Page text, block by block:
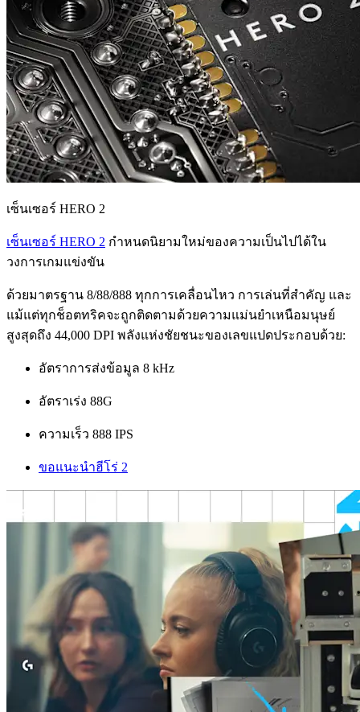
เซ็นเซอร์ HERO 2
เซ็นเซอร์ HERO 2 กำหนดนิยามใหม่ของความเป็นไปได้ใน
วงการเกมแข่งขัน
ด้วยมาตรฐาน 8/88/888 ทุกการเคลื่อนไหว การเล่นที่สำคัญ และ
แม้แต่ทุกช็อตทริคจะถูกติดตามด้วยความแม่นยำเหนือมนุษย์
สูงสุดถึง 44,000 DPI พลังแห่งชัยชนะของเลขแปดประกอบด้วย:
อัตราการส่งข้อมูล 8 kHz
อัตราเร่ง 88G
ความเร็ว 888 IPS
ขอแนะนำฮีโร่ 2